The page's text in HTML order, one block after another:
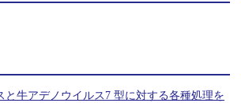
と牛アデノウイルス7 型に対する各種処理を